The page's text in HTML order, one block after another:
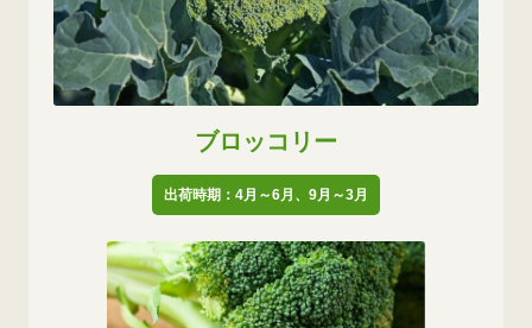
ブロッコリー
出荷時期：4月～6月、9月～3月